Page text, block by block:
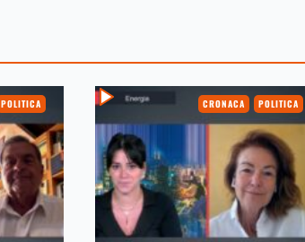
POLITICA CRONACA POLITICA